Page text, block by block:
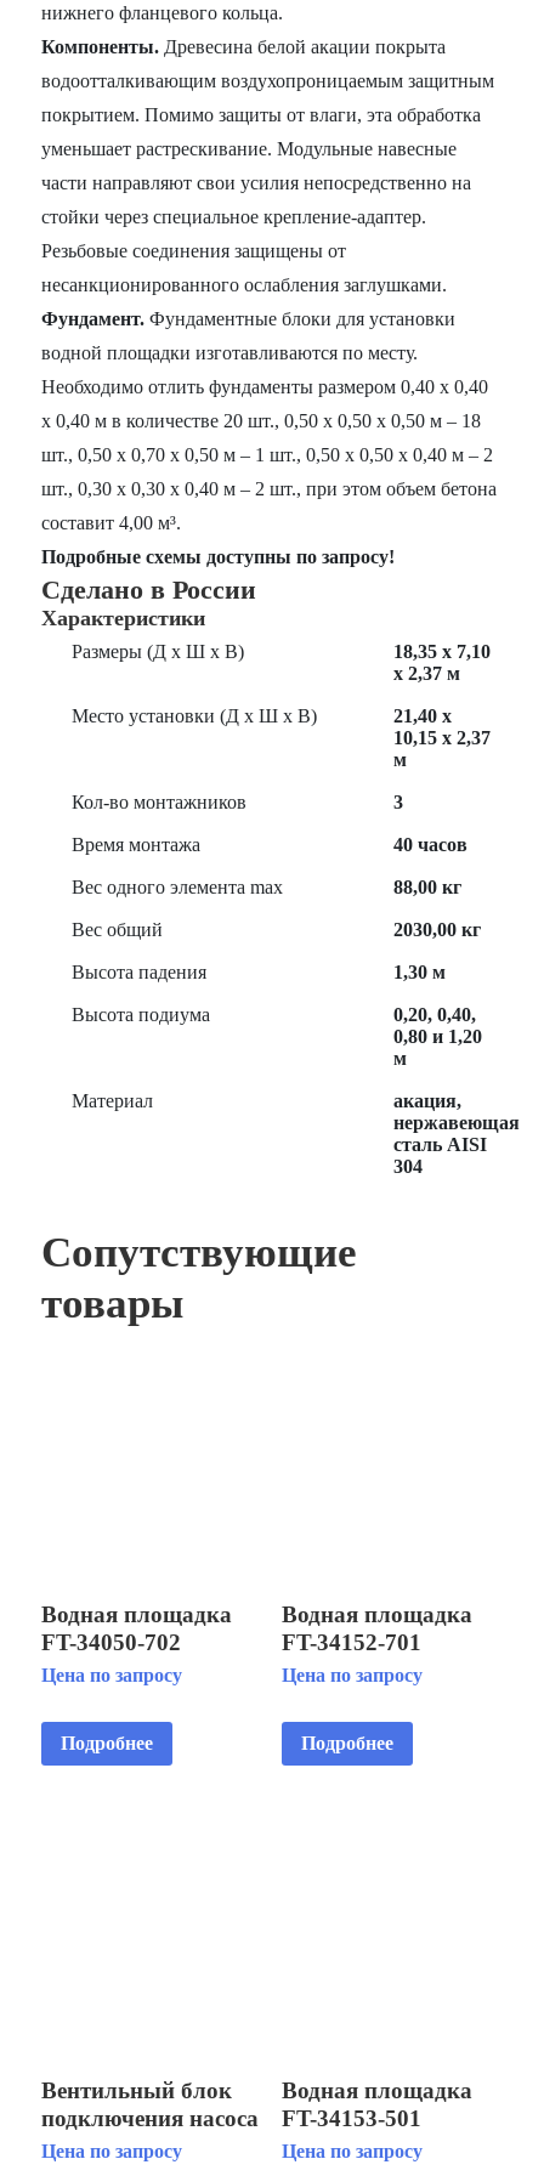
нижнего фланцевого кольца.
Компоненты. Древесина белой акации покрыта
водоотталкивающим воздухопроницаемым защитным
покрытием. Помимо защиты от влаги, эта обработка
уменьшает растрескивание. Модульные навесные
части направляют свои усилия непосредственно на
стойки через специальное крепление-адаптер.
Резьбовые соединения защищены от
несанкционированного ослабления заглушками.
Фундамент. Фундаментные блоки для установки
водной площадки изготавливаются по месту.
Необходимо отлить фундаменты размером 0,40 х 0,40
х 0,40 м в количестве 20 шт., 0,50 х 0,50 х 0,50 м – 18
шт., 0,50 х 0,70 х 0,50 м – 1 шт., 0,50 х 0,50 х 0,40 м – 2
шт., 0,30 х 0,30 х 0,40 м – 2 шт., при этом объем бетона
составит 4,00 м³.
Подробные схемы доступны по запросу!
Сделано в России
Характеристики
Размеры (Д х Ш х В)
18,35 х 7,10
х 2,37 м
Место установки (Д х Ш х В)
21,40 х
10,15 х 2,37
м
Кол-во монтажников 3
Время монтажа 40 часов
Вес одного элемента max 88,00 кг
Вес общий 2030,00 кг
Высота падения 1,30 м
Высота подиума
0,20, 0,40,
0,80 и 1,20
м
Материал
акация,
нержавеющая
сталь AISI
304
Сопутствующие
товары
Водная площадка
FT-34050-702
Цена по запросу
Подробнее
Водная площадка
FT-34152-701
Цена по запросу
Подробнее
Вентильный блок
подключения насоса
водной площадки
Цена по запросу
Водная площадка
FT-34153-501
Цена по запросу